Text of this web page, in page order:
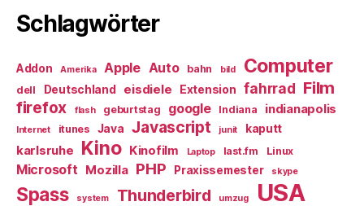
Schlagwörter
Addon Amerika Apple Auto bahn bild Computer
dell Deutschland eisdiele Extension fahrrad Film
firefox flash geburtstag google Indiana indianapolis
Internet itunes Java Javascript junit kaputt
karlsruhe Kino Kinofilm Laptop last.fm Linux
Microsoft Mozilla PHP Praxissemester skype
Spass system Thunderbird umzug USA